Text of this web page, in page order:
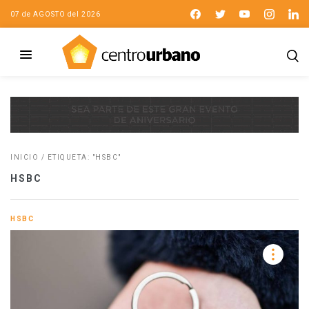
07 de AGOSTO del 2026
INICIO / ETIQUETA: "HSBC"
HSBC
HSBC